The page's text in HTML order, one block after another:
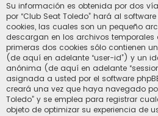
Su información es obtenida por dos
por “Club Seat Toledo” hará al
cookies, las cuales son un pequeño
descargan en los archivos temporales
primeras dos cookies sólo contienen
(de aquí en adelante “user-id”) y un
anónima (de aquí en adelante
asignada a usted por el software
creará una vez que haya navegado
Toledo” y se emplea para registrar
objeto de optimizar su experiencia de